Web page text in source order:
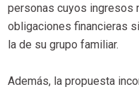
personas cuyos ingresos
obligaciones financieras
la de su grupo familiar.
Además, la propuesta